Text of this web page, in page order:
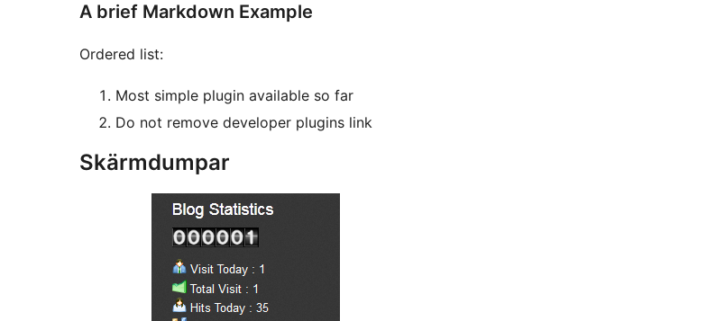
A brief Markdown Example
Ordered list:
Most simple plugin available so far
Do not remove developer plugins link
Skärmdumpar